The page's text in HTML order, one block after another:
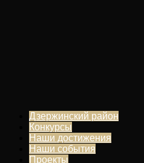
Дзержинский район
Конкурсы
Наши достижения
Наши события
Проекты